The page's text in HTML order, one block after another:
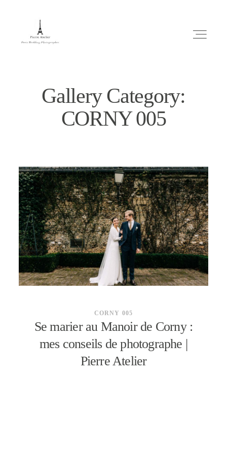
MES CONSEILS
ENGLISH
CONTACT
Gallery Category:
CORNY 005
CORNY 005
Se marier au Manoir de Corny :
mes conseils de photographe |
Pierre Atelier